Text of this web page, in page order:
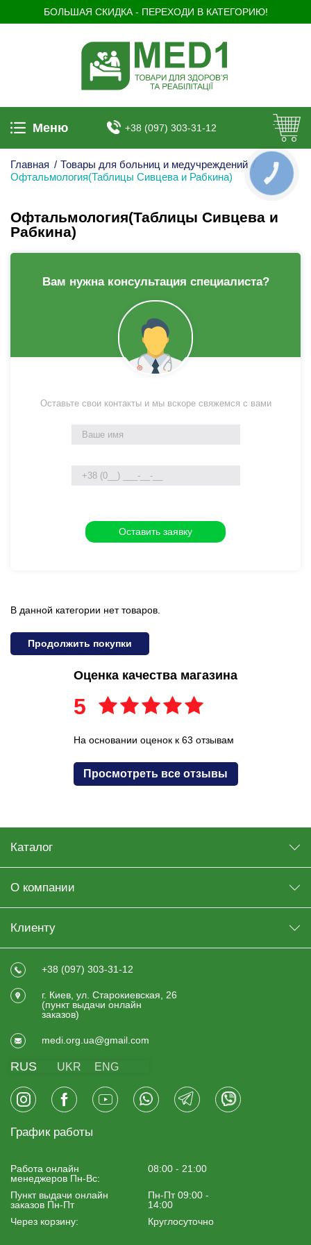
БОЛЬШАЯ СКИДКА - ПЕРЕХОДИ В КАТЕГОРИЮ!
Меню +38 (097) 303-31-12
Главная / Товары для больниц и медучреждений /
Офтальмология(Таблицы Сивцева и Рабкина)
Офтальмология(Таблицы Сивцева и
Рабкина)
Вам нужна консультация специалиста?
Оставьте свои контакты и мы вскоре свяжемся с вами
В данной категории нет товаров.
Продолжить покупки
Оценка качества магазина
5
На основании оценок к 63 отзывам
Просмотреть все отзывы
Каталог
О компании
Клиенту
+38 (097) 303-31-12
г. Киев, ул. Старокиевская, 26
(пункт выдачи онлайн
заказов)
medi.org.ua@gmail.com
RUS UKR ENG
График работы
Работа онлайн
менеджеров Пн-Вс:
08:00 - 21:00
Пункт выдачи онлайн
заказов Пн-Пт
Пн-Пт 09:00 -
14:00
Через корзину:
Круглосуточно
КНОПКА
ЗВ'ЯЗКУ